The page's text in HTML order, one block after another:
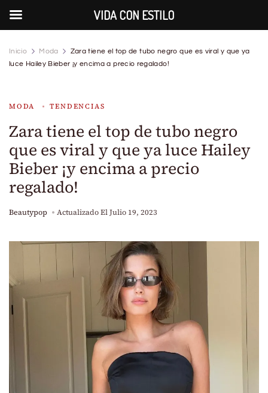
Inicio Moda
Zara tiene el top de tubo negro que es viral y que ya
luce Hailey Bieber ¡y encima a precio regalado!
MODA TENDENCIAS
Zara tiene el top de tubo negro
que es viral y que ya luce Hailey
Bieber ¡y encima a precio
regalado!
Beautypop Actualizado ElJulio 19, 2023
VIDA CON ESTILO